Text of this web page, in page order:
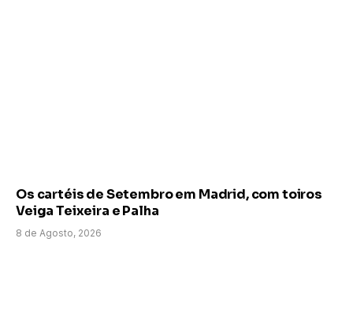
Os cartéis de Setembro em Madrid, com toiros
Veiga Teixeira e Palha
8 de Agosto, 2026